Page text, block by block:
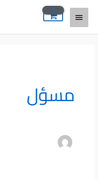
المحتوى
القائمة
الرئيسية
مسؤل